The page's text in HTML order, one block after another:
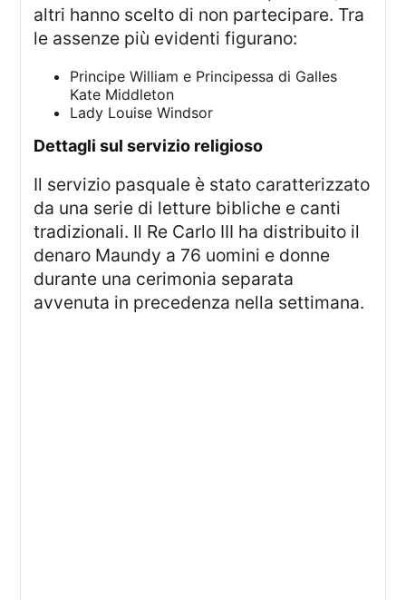
altri hanno scelto di non partecipare. Tra
le assenze più evidenti figurano:
Principe William e Principessa di Galles
Kate Middleton
Lady Louise Windsor
dettagli sul servizio religioso
Il servizio pasquale è stato caratterizzato
da una serie di letture bibliche e canti
tradizionali. Il Re Carlo III ha distribuito il
denaro Maundy a 76 uomini e donne
durante una cerimonia separata
avvenuta in precedenza nella settimana.